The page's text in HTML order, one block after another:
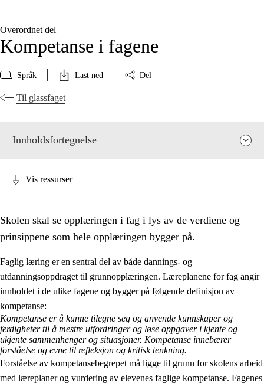
Overordnet del
Kompetanse i fagene
Språk Last ned Del
Til glassfaget
Innholdsfortegnelse
2. Prinsipper for læring, utvikling og danning
2.1 Sosial læring og utvikling
2.2 Kompetanse i fagene
Vis ressurser
Skolen skal se opplæringen i fag i lys av de verdiene og
prinsippene som hele opplæringen bygger på.
Faglig læring er en sentral del av både dannings- og
utdanningsoppdraget til grunnopplæringen. Læreplanene for fag angir
innholdet i de ulike fagene og bygger på følgende definisjon av
kompetanse:
Kompetanse er å kunne tilegne seg og anvende kunnskaper og
ferdigheter til å mestre utfordringer og løse oppgaver i kjente og
ukjente sammenhenger og situasjoner. Kompetanse innebærer
forståelse og evne til refleksjon og kritisk tenkning.
Forståelse av kompetansebegrepet må ligge til grunn for skolens arbeid
med læreplaner og vurdering av elevenes faglige kompetanse. Fagenes